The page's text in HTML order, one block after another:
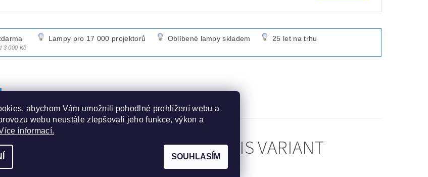
3 000 Kč
Lampy pro 17 000 projektorů Oblíbené lampy skladem 25 let na trhu
LAMPA LMP129 - POPIS VARIANT
včetně modulu
abychom Vám umožnili pohodlné prohlížení webu a
webu neustále zlepšovali jeho funkce, výkon a
informací.
SOUHLASÍM